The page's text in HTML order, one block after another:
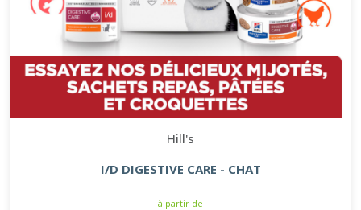
Hill's
I/D DIGESTIVE CARE - CHAT
à partir de